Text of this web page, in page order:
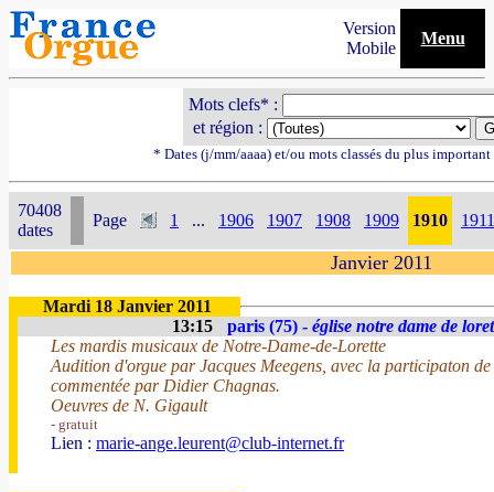
Version
Mobile
Menu
Mots clefs* :
et région :
* Dates (j/mm/aaaa) et/ou mots classés du plus
70408
dates
Page 1 ... 1906 1907 1908 1909 1910 1911
Janvier 2011
Mardi 18 Janvier 2011
13:15
paris (75) - église notre dame de
Les mardis musicaux de Notre-Dame-de-Lorette
Audition d'orgue par Jacques Meegens, avec la participaton
commentée par Didier Chagnas.
Oeuvres de N. Gigault
- gratuit
Lien : marie-ange.leurent@club-internet.fr